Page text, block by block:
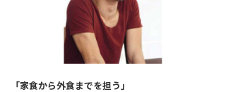
「家食から外食までを担う」